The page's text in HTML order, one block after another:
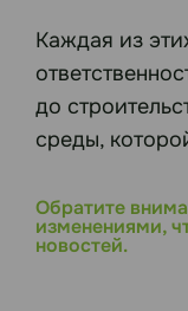
Каждая из
до
среды,
Обратите
изменениями,
новостей.